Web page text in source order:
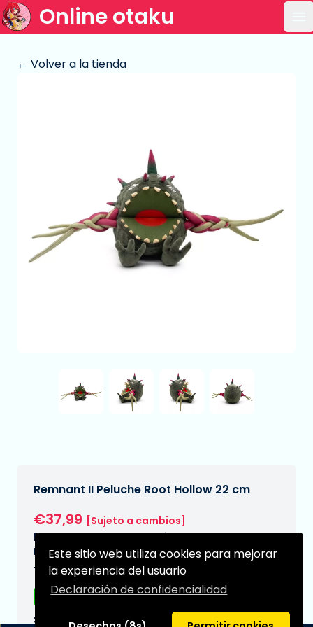
Este sitio web utiliza cookies para mejorar
la experiencia del usuario
Declaración de confidencialidad
Online otaku
← Volver a la tienda
Remnant II Peluche Root Hollow 22 cm
€37,99 [Sujeto a cambios]
Fecha de entrega prevista:
N/A
Tipo:
Figuras de anime
Serie: